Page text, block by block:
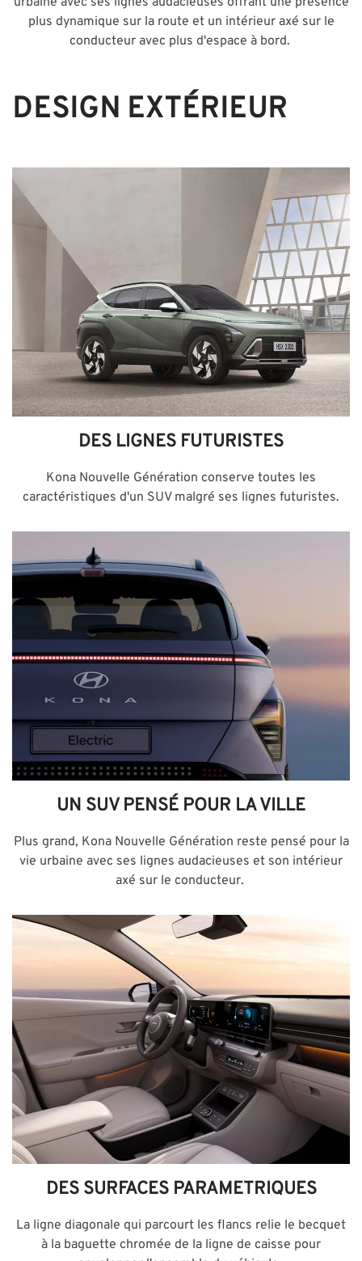
plus dynamique sur la route et un intérieur axé sur le
conducteur avec plus d'espace à bord.
DESIGN EXTÉRIEUR
DES LIGNES FUTURISTES
Kona Nouvelle Génération conserve toutes les
caractéristiques d'un SUV malgré ses lignes futuristes.
UN SUV PENSÉ POUR LA VILLE
Plus grand, Kona Nouvelle Génération reste pensé pour la
vie urbaine avec ses lignes audacieuses et son intérieur
axé sur le conducteur.
DES SURFACES PARAMETRIQUES
La ligne diagonale qui parcourt les flancs relie le becquet
à la baguette chromée de la ligne de caisse pour